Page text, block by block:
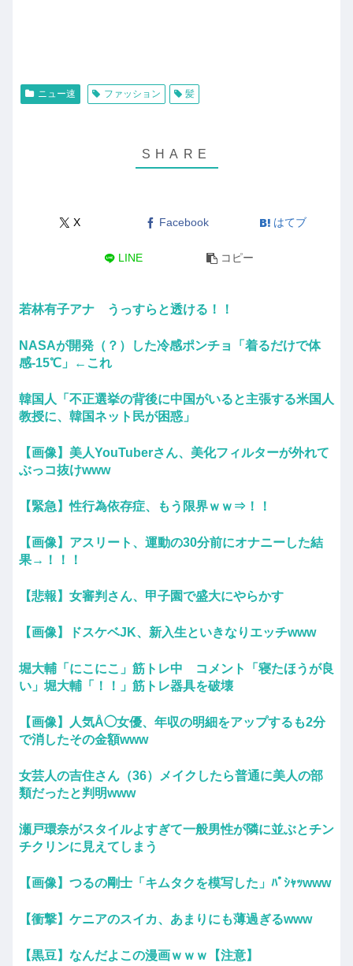
ニュー速 ファッション 髪
X Facebook はてブ
LINE コピー
若林有子アナ うっすらと透ける！！
NASAが開発（？）した冷感ポンチョ「着るだけで体
感-15℃」←これ
韓国人「不正選挙の背後に中国がいると主張する米国人
教授に、韓国ネット民が困惑」
【画像】美人YouTuberさん、美化フィルターが外れて
ぶっコ抜けwww
【緊急】性行為依存症、もう限界ｗｗ⇒！！
【画像】アスリート、運動の30分前にオナニーした結
果→！！！
【悲報】女審判さん、甲子園で盛大にやらかす
【画像】ドスケベJK、新入生といきなりエッチwww
堀大輔「にこにこ」筋トレ中 コメント「寝たほうが良
い」堀大輔「！！」筋トレ器具を破壊
【画像】人気Å◯女優、年収の明細をアップするも2分
で消したその金額www
女芸人の吉住さん（36）メイクしたら普通に美人の部
類だったと判明www
瀬戸環奈がスタイルよすぎて一般男性が隣に並ぶとチン
チクリンに見えてしまう
【画像】つるの剛士「キムタクを模写した」ﾊﾟｼｬｯwww
【衝撃】ケニアのスイカ、あまりにも薄過ぎるwww
【黒豆】なんだよこの漫画ｗｗｗ【注意】